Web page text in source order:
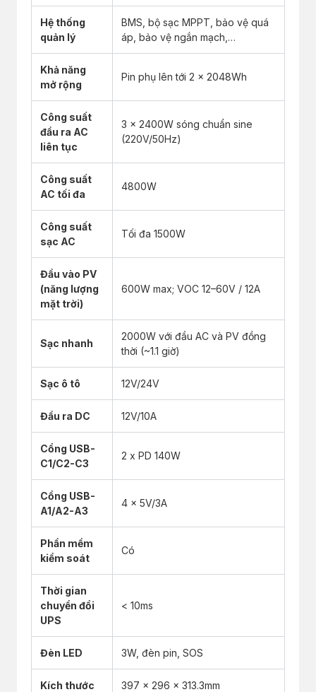
Hệ thống
quản lý
BMS, bộ sạc MPPT, bảo vệ quá
áp, bảo vệ ngắn mạch,…
Khả năng
mở rộng
Pin phụ lên tới 2 x 2048Wh
Công suất
đầu ra AC
liên tục
3 x 2400W sóng chuẩn sine
(220V/50Hz)
Công suất
AC tối đa
4800W
Công suất
sạc AC
Tối đa 1500W
Đầu vào PV
(năng lượng
mặt trời)
600W max; VOC 12–60V / 12A
Sạc nhanh
2000W với đầu AC và PV đồng
thời (~1.1 giờ)
Sạc ô tô 12V/24V
Đầu ra DC 12V/10A
Cổng USB-
C1/C2-C3
2 x PD 140W
Cổng USB-
A1/A2-A3
4 x 5V/3A
Phần mềm
kiểm soát
Có
Thời gian
chuyển đổi
UPS
< 10ms
Đèn LED 3W, đèn pin, SOS
Kích thước 397 x 296 x 313.3mm